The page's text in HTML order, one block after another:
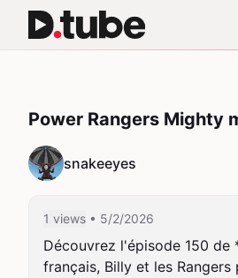
Power Rangers Mighty
snakeeyes
1 views • 5/2/2026
Découvrez l'épisode 150 de
français, Billy et les